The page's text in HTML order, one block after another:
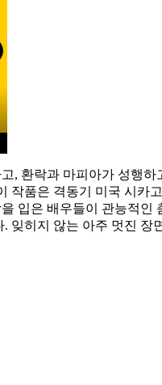
, 환락과 마피아가 성행
작품은 격동기 미국 시카
입은 배우들이 관능적
잊히지 않는 아주 멋진 장